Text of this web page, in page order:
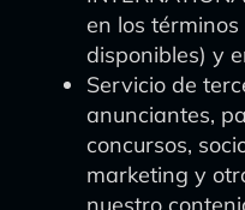
en los
disponibles) y
Servicio de
anunciantes,
concursos,
marketing y